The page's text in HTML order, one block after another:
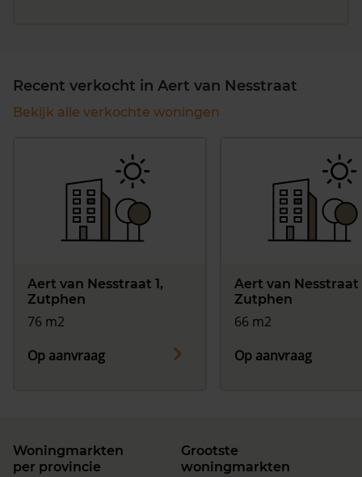
Recent verkocht in Aert van Nesstraat
Bekijk alle verkochte woningen
Aert van Nesstraat 1,
Zutphen
76 m2
Op aanvraag
Aert van Nesstraat
Zutphen
66 m2
Op aanvraag
Woningmarkten
per provincie
Grootste
woningmarkten